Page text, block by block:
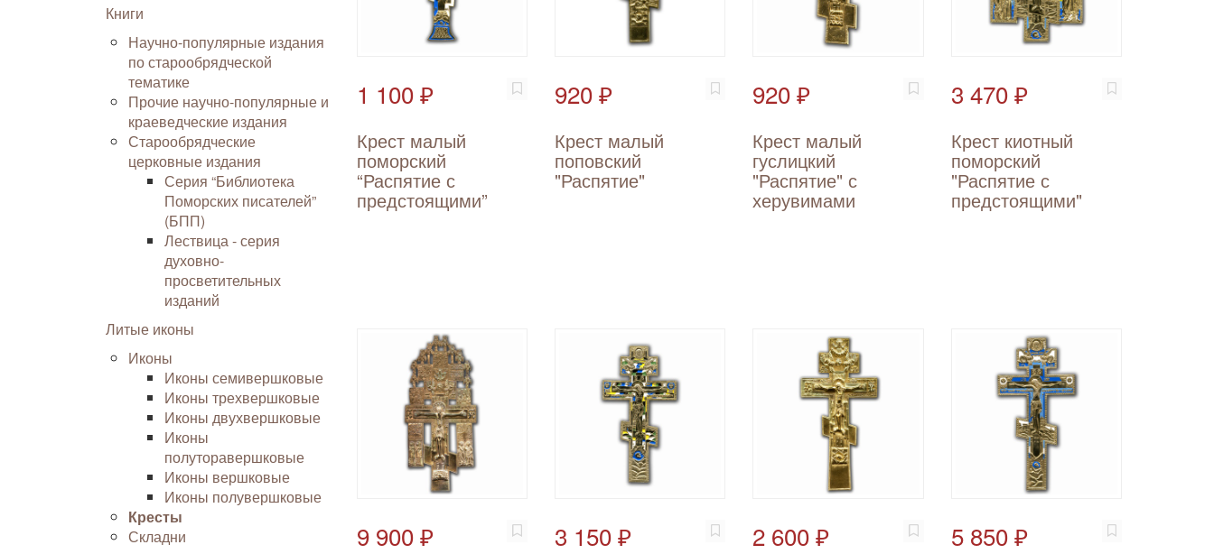
Книги
Научно-популярные издания
по старообрядческой
тематике
Прочие научно-популярные и
краеведческие издания
Старообрядческие
церковные издания
Серия “Библиотека
Поморских писателей”
(БПП)
Лествица - серия
духовно-
просветительных
изданий
Литые иконы
Иконы
Иконы семивершковые
Иконы трехвершковые
Иконы двухвершковые
Иконы
полуторавершковые
Иконы вершковые
Иконы полувершковые
Кресты
Складни
1 100 ₽
Крест малый
поморский
“Распятие с
предстоящими”
920 ₽
Крест малый
поповский
"Распятие"
920 ₽
Крест малый
гуслицкий
"Распятие" с
херувимами
3 470 ₽
Крест киотный
поморский
"Распятие с
предстоящими"
9 900 ₽ 3 150 ₽ 2 600 ₽ 5 850 ₽